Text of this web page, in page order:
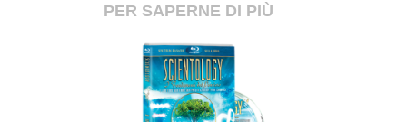
PER SAPERNE DI PIÙ